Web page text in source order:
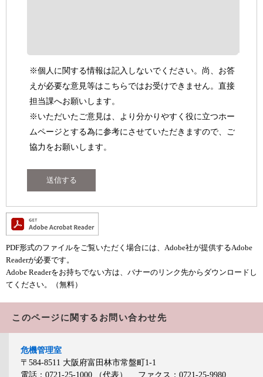
※個人に関する情報は記入しないでください。尚、お答
えが必要な意見等はこちらではお受けできません。直接
担当課へお願いします。
※いただいたご意見は、より分かりやすく役に立つホー
ムページとする為に参考にさせていただきますので、ご
協力をお願いします。
PDF形式のファイルをご覧いただく場合には、Adobe社が提供するAdobe
Readerが必要です。
Adobe Readerをお持ちでない方は、バナーのリンク先からダウンロードし
てください。（無料）
このページに関するお問い合わせ先
危機管理室
〒584-8511 大阪府富田林市常盤町1-1
電話：0721-25-1000
（代表） ファクス：0721-25-9980